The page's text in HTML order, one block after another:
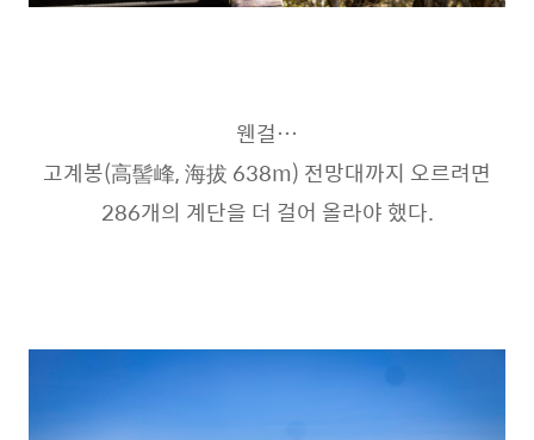
웬걸…
고계봉(高髻峰, 海拔 638m) 전망대까지 오르려면
286개의 계단을 더 걸어 올라야 했다.